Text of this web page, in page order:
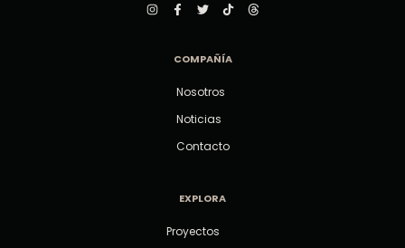
COMPAÑÍA
Nosotros
Noticias
Contacto
EXPLORA
Proyectos